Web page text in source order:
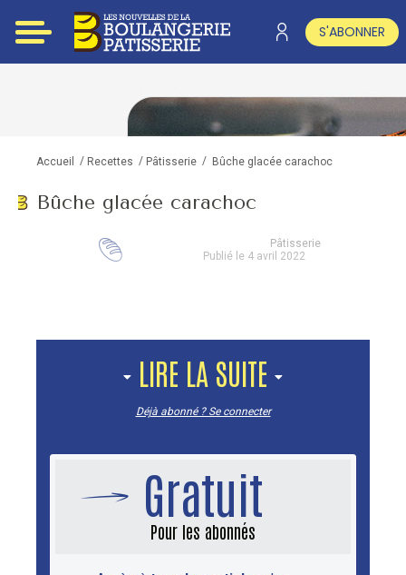
S'ABONNER
Accueil / Recettes / Pâtisserie / Bûche glacée carachoc
Bûche glacée carachoc
Pâtisserie
Publié le 4 avril 2022
LIRE LA SUITE
Déjà abonné ? Se connecter
Gratuit
Pour les abonnés